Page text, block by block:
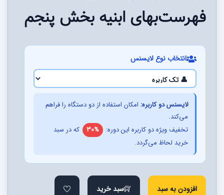
فهرست‌بهای ابنیه بخش پنجم
انتخاب نوع لایسنس
لایسنس دو کاربره:امکان استفاده از دو دستگاه را فراهم
می‌کند.
تخفیف ویژه دو کاربره این دوره:
30% که در سبد
خرید لحاظ می‌گردد.
افزودن به سبد سبد خرید